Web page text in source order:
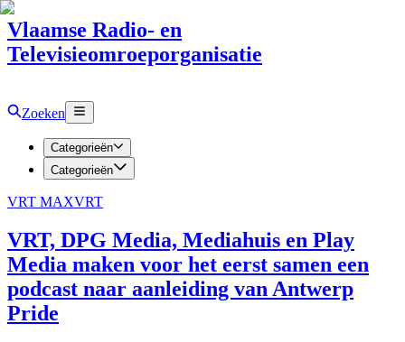
Vlaamse Radio- en
Televisieomroeporganisatie
Zoeken
Categorieën
Categorieën
VRT MAXVRT
VRT, DPG Media, Mediahuis en Play
Media maken voor het eerst samen een
podcast naar aanleiding van Antwerp
Pride